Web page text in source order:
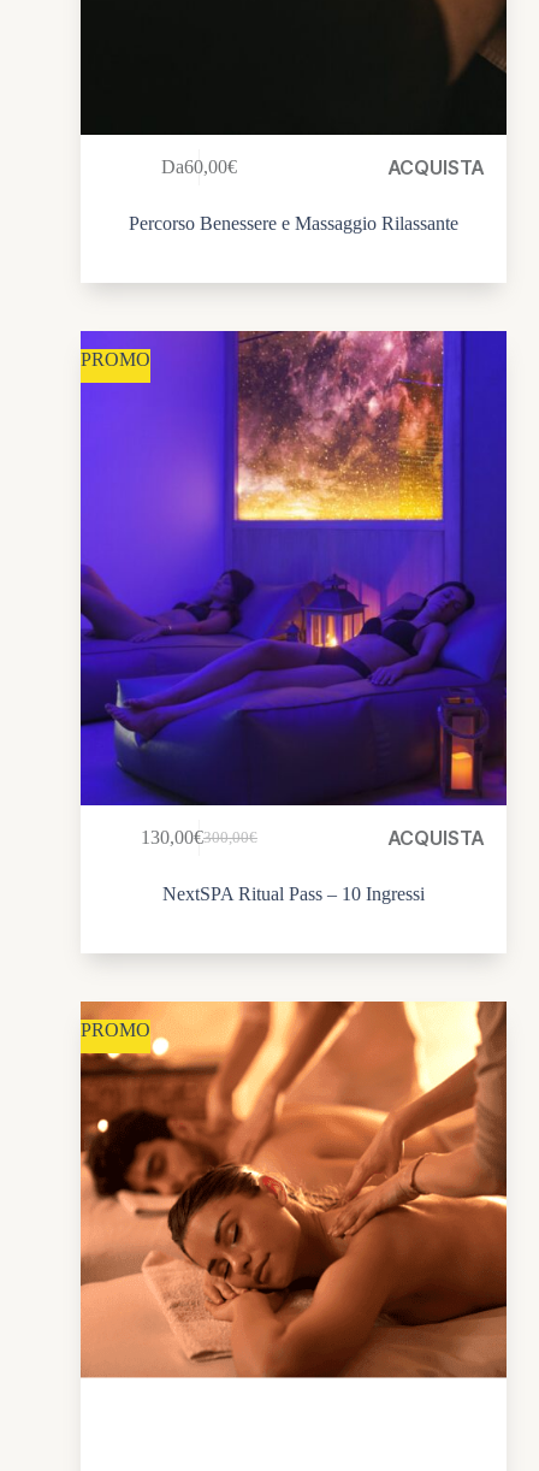
Da60,00€ ACQUISTA
Percorso Benessere e Massaggio Rilassante
PROMO
300,00€
130,00€ ACQUISTA
NextSPA Ritual Pass – 10 Ingressi
PROMO